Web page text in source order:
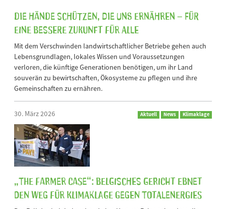
Die Hände schützen, die uns ernähren – für
eine bessere Zukunft für alle
Mit dem Verschwinden landwirtschaftlicher Betriebe gehen auch
Lebensgrundlagen, lokales Wissen und Voraussetzungen
verloren, die künftige Generationen benötigen, um ihr Land
souverän zu bewirtschaften, Ökosysteme zu pflegen und ihre
Gemeinschaften zu ernähren.
30. März 2026 Aktuell News Klimaklage
„The Farmer Case“: Belgisches Gericht ebnet
den Weg für Klimaklage gegen TotalEnergies